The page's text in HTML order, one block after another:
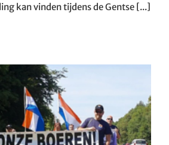
kan vinden tijdens de Gentse [...]